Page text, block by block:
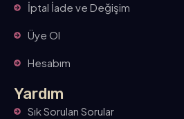
İptal İade ve Değişim
Üye Ol
Hesabım
Yardım
Sık Sorulan Sorular